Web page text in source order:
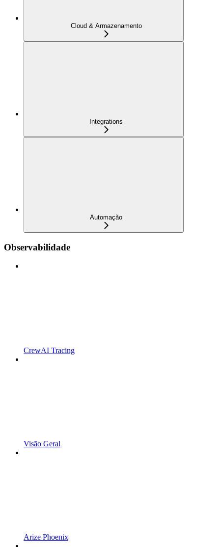
Cloud & Armazenamento
Integrations
Automação
Observabilidade
CrewAI Tracing
Visão Geral
Arize Phoenix